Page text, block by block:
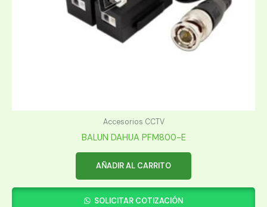
Accesorios CCTV
BALUN DAHUA PFM800-E
AÑADIR AL CARRITO
SOLICITAR COTIZACIÓN